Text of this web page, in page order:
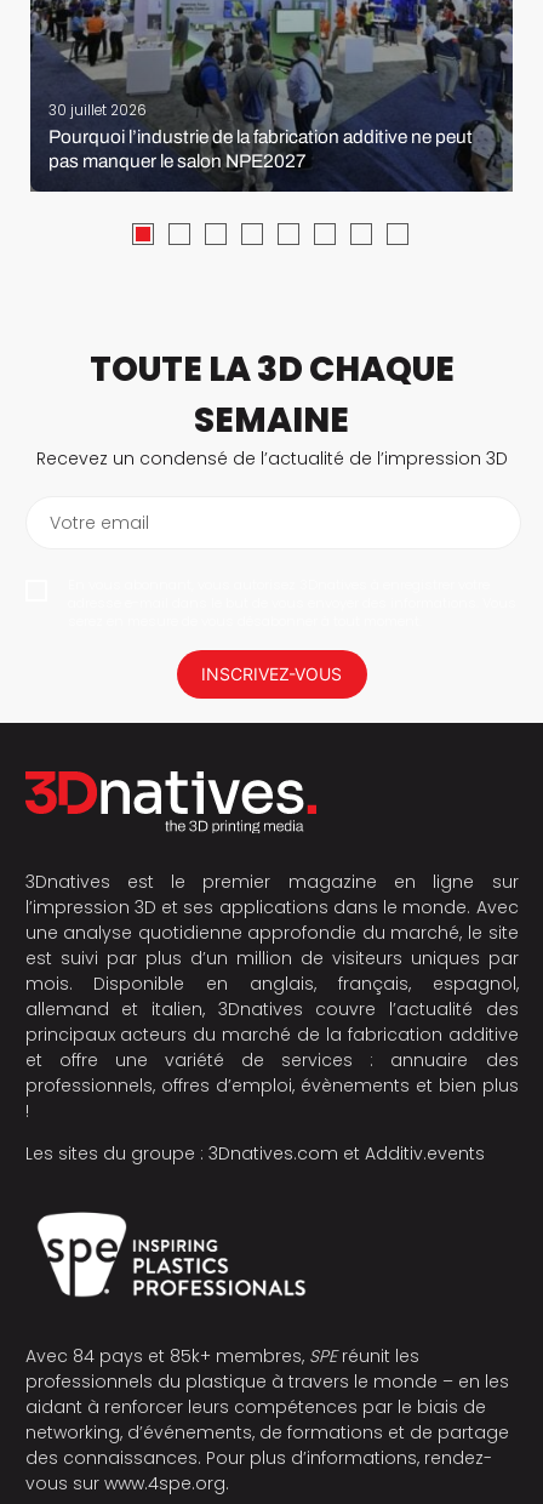
30 juillet 2026
Pourquoi l’industrie de la fabrication additive ne peut
pas manquer le salon NPE2027
TOUTE LA 3D CHAQUE
SEMAINE
Recevez un condensé de l’actualité de l’impression 3D
Votre email
INSCRIVEZ-VOUS
3Dnatives est le premier magazine en ligne sur
l’impression 3D et ses applications dans le monde. Avec
une analyse quotidienne approfondie du marché, le site
est suivi par plus d’un million de visiteurs uniques par
mois. Disponible en anglais, français, espagnol,
allemand et italien, 3Dnatives couvre l’actualité des
principaux acteurs du marché de la fabrication additive
et offre une variété de services : annuaire des
professionnels, offres d’emploi, évènements et bien plus
!
Les sites du groupe : 3Dnatives.com et Additiv.events
Avec 84 pays et 85k+ membres, SPEréunit les
professionnels du plastique à travers le monde – en les
aidant à renforcer leurs compétences par le biais de
networking, d’événements, de formations et de partage
des connaissances. Pour plus d’informations, rendez-
vous sur www.4spe.org.